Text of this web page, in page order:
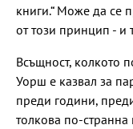
книги.“ Може да се
от този принцип - и
Всъщност, колкото
Уорш е казвал за
преди години,
толкова по-